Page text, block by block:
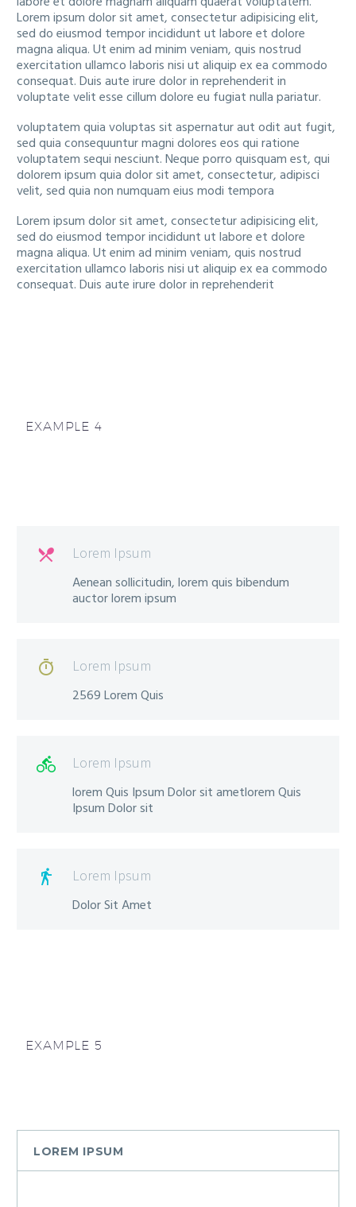
Lorem ipsum dolor sit amet, consectetur adipisicing elit,
sed do eiusmod tempor incididunt ut labore et dolore
magna aliqua. Ut enim ad minim veniam, quis nostrud
exercitation ullamco laboris nisi ut aliquip ex ea commodo
consequat. Duis aute irure dolor in reprehenderit in
voluptate velit esse cillum dolore eu fugiat nulla pariatur.
voluptatem quia voluptas sit aspernatur aut odit aut fugit,
sed quia consequuntur magni dolores eos qui ratione
voluptatem sequi nesciunt. Neque porro quisquam est, qui
dolorem ipsum quia dolor sit amet, consectetur, adipisci
velit, sed quia non numquam eius modi tempora
Lorem ipsum dolor sit amet, consectetur adipisicing elit,
sed do eiusmod tempor incididunt ut labore et dolore
magna aliqua. Ut enim ad minim veniam, quis nostrud
exercitation ullamco laboris nisi ut aliquip ex ea commodo
consequat. Duis aute irure dolor in reprehenderit
EXAMPLE 4
 Lorem Ipsum
Aenean sollicitudin, lorem quis bibendum
auctor lorem ipsum
 Lorem Ipsum
2569 Lorem Quis
 Lorem Ipsum
lorem Quis Ipsum Dolor sit ametlorem Quis
Ipsum Dolor sit
 Lorem Ipsum
Dolor Sit Amet
EXAMPLE 5
LOREM IPSUM